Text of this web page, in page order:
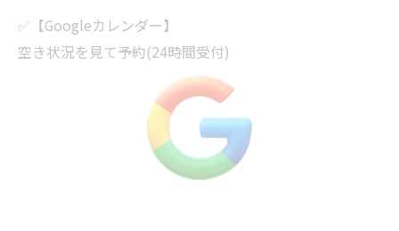
✅【Googleカレンダー】
空き状況を見て予約(24時間受付)